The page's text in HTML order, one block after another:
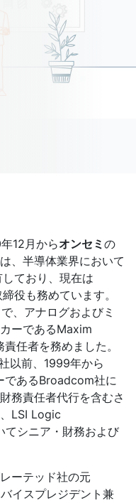
12月からオンセミ の
、半導体業界において
ており、現在は
役も務めています。
、アナログおよびミ
ーであるMaxim
任者を務めました。
以前、1999年から
であるBroadcom社に
務責任者代行を含むさ
LSI Logic
シニア・財務および
ーテッド社の元
イスプレジデント兼